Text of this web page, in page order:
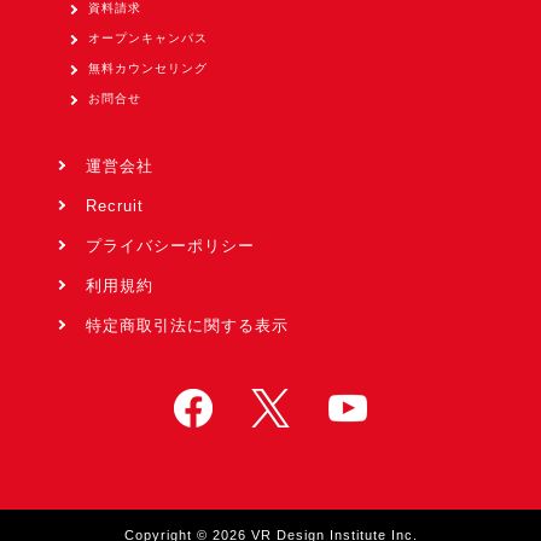
資料請求
オープンキャンパス
無料カウンセリング
お問合せ
運営会社
Recruit
プライバシーポリシー
利用規約
特定商取引法に関する表示
Copyright © 2026 VR Design Institute Inc.